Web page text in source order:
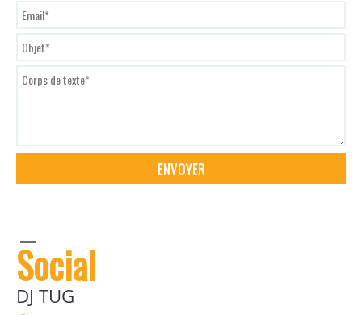
Social
DJ TUG